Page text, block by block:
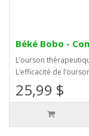
Béké Bobo -
L’ourson
L’efficacité de
25,99 $